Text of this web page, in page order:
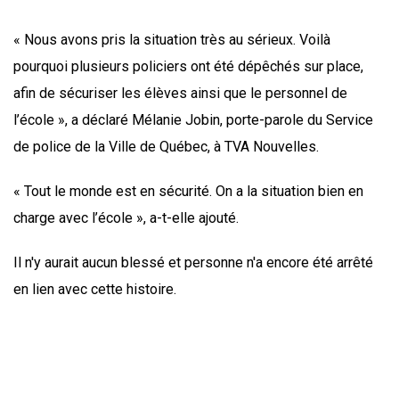
« Nous avons pris la situation très au sérieux. Voilà
pourquoi plusieurs policiers ont été dépêchés sur place,
afin de sécuriser les élèves ainsi que le personnel de
l’école », a déclaré Mélanie Jobin, porte-parole du Service
de police de la Ville de Québec, à TVA Nouvelles.
« Tout le monde est en sécurité. On a la situation bien en
charge avec l’école », a-t-elle ajouté.
Il n'y aurait aucun blessé et personne n'a encore été arrêté
en lien avec cette histoire.